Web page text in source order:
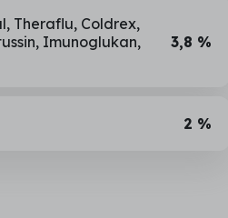
Theraflu, Coldrex,
Imunoglukan,
3,8 %
2 %